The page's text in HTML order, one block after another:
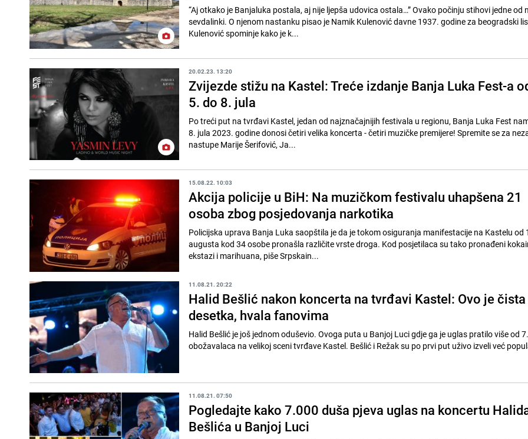
“Aj otkako je Banjaluka postala, aj nije ljepša udovica ostala…” Ovako počinju stihovi jedne od
sevdalinki. O njenom nastanku pisao je Namik Kulenović davne 1937. godine za beogradski
Kulenović spominje kako je k...
20.02.23. 13:20
Zvijezde stižu na Kastel: Treće izdanje Banja Luka Fest-a
5. do 8. jula
Po treći put na tvrđavi Kastel, jedan od najznačajnijih festivala u regionu, Banja Luka Fest
8. jula 2023. godine donosi četiri velika koncerta - četiri muzičke premijere! Spremite se za
nastupe Marije Šerifović, Ja...
15.08.22. 10:03
Akcija policije u BiH: Na muzičkom festivalu uhapšena 21
osoba zbog posjedovanja narkotika
Policijska uprava Banja Luka saopštila je da je tokom osiguranja manifestacije na Kastelu od
augusta kod 34 osobe pronašla različite vrste droga. Kod posjetilaca su tako pronađeni
ekstazi i marihuana, piše Srpskain...
11.08.21. 20:22
Halid Bešlić nakon koncerta na tvrđavi Kastel: Ovo je čista
desetka, hvala fanovima
Halid Bešlić je još jednom oduševio. Ovoga puta u Banjoj Luci gdje ga je uglas pratilo više od
obožavalaca na velikoj sceni tvrđave Kastel. Bešlić i Režak su po prvi put uživo izveli već
11.08.21. 07:50
Pogledajte kako 7.000 duša pjeva uglas na koncertu
Bešlića u Banjoj Luci